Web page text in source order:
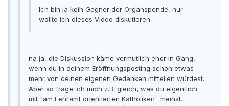
Ich bin ja kein Gegner der Organspende, nur
wollte ich dieses Video diskutieren.
na ja, die Diskussion käme vermutlich eher in Gang,
wenn du in deinem Eröffnungsposting schon etwas
mehr von deinen eigenen Gedanken mitteilen würdest.
Aber so frage ich mich z.B. gleich, was du eigentlich
mit "am Lehramt orientierten Katholiken" meinst.